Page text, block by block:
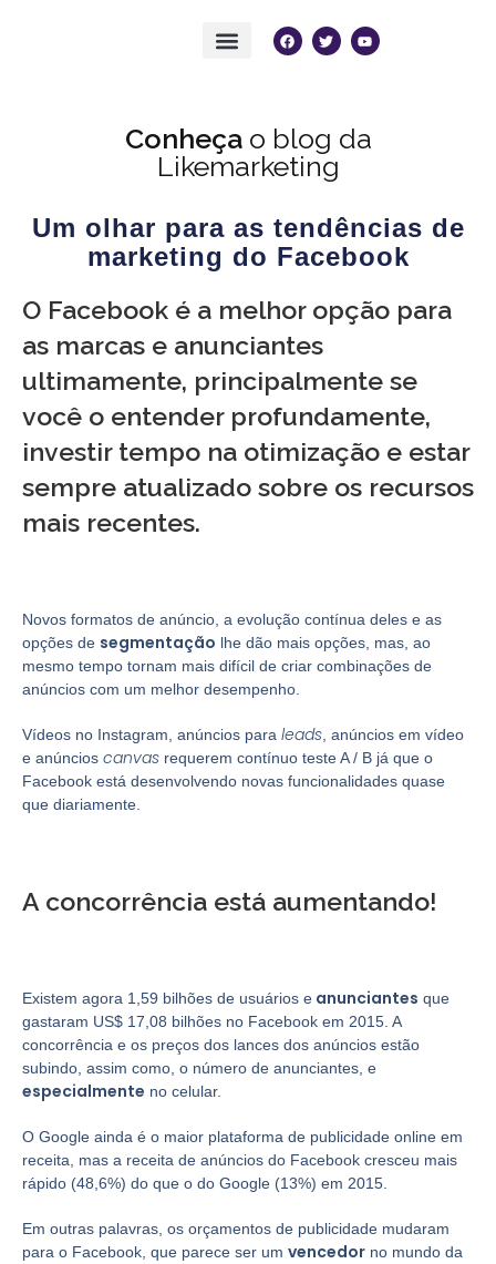
Conheça o blog da
Likemarketing
Um olhar para as tendências de
marketing do Facebook
O Facebook é a melhor opção para
as marcas e anunciantes
ultimamente, principalmente se
você o entender profundamente,
investir tempo na otimização e estar
sempre atualizado sobre os recursos
mais recentes.
Novos formatos de anúncio, a evolução contínua deles e as
opções de segmentação lhe dão mais opções, mas, ao
mesmo tempo tornam mais difícil de criar combinações de
anúncios com um melhor desempenho.
Vídeos no Instagram, anúncios para leads , anúncios em vídeo
e anúncios canvas requerem contínuo teste A / B já que o
Facebook está desenvolvendo novas funcionalidades quase
que diariamente.
A concorrência está aumentando!
Existem agora 1,59 bilhões de usuários e anunciantes que
gastaram US$ 17,08 bilhões no Facebook em 2015. A
concorrência e os preços dos lances dos anúncios estão
subindo, assim como, o número de anunciantes, e
especialmente no celular.
O Google ainda é o maior plataforma de publicidade online em
receita, mas a receita de anúncios do Facebook cresceu mais
rápido (48,6%) do que o do Google (13%) em 2015.
Em outras palavras, os orçamentos de publicidade mudaram
para o Facebook, que parece ser um vencedor no mundo da